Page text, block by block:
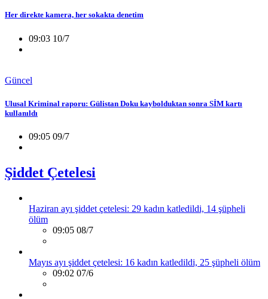
Her direkte kamera, her sokakta denetim
09:03 10/7
Güncel
Ulusal Kriminal raporu: Gülistan Doku kaybolduktan sonra SİM kartı
kullanıldı
09:05 09/7
Şiddet Çetelesi
Haziran ayı şiddet çetelesi: 29 kadın katledildi, 14 şüpheli
ölüm
09:05 08/7
Mayıs ayı şiddet çetelesi: 16 kadın katledildi, 25 şüpheli ölüm
09:02 07/6